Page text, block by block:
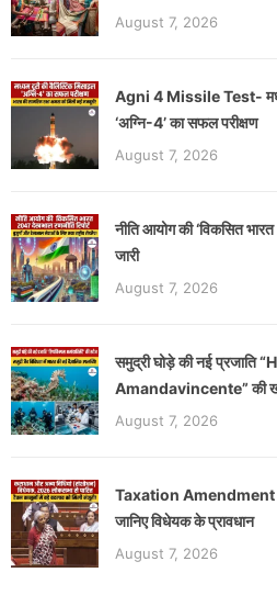
August 7, 2026
Agni 4 Missile Test-
‘अग्नि-4’ का सफल परीक्षण
August 7, 2026
नीति आयोग की ‘विकसित
जारी
August 7, 2026
समुद्री घोड़े की नई
Amandavincente” की
August 7, 2026
Taxation Amendment
जानिए विधेयक के प्रावधान
August 7, 2026